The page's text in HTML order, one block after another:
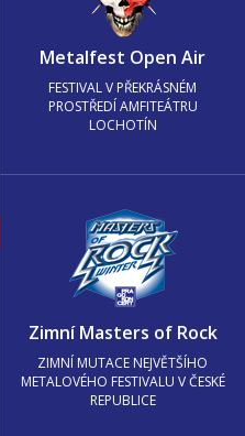
Metalfest Open Air
FESTIVAL V PŘEKRÁSNÉM
PROSTŘEDÍ AMFITEÁTRU
LOCHOTÍN
Zimní Masters of Rock
ZIMNÍ MUTACE NEJVĚTŠÍHO
METALOVÉHO FESTIVALU V ČESKÉ
REPUBLICE